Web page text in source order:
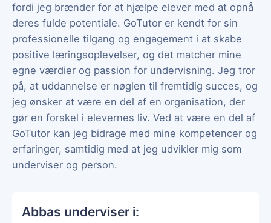
fordi jeg brænder for at hjælpe elever med at opnå
deres fulde potentiale. GoTutor er kendt for sin
professionelle tilgang og engagement i at skabe
positive læringsoplevelser, og det matcher mine
egne værdier og passion for undervisning. Jeg tror
på, at uddannelse er nøglen til fremtidig succes, og
jeg ønsker at være en del af en organisation, der
gør en forskel i elevernes liv. Ved at være en del af
GoTutor kan jeg bidrage med mine kompetencer og
erfaringer, samtidig med at jeg udvikler mig som
underviser og person.
Abbas underviser i: